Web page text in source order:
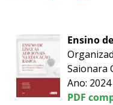
Ensino
Saionara
Ano:
PDF